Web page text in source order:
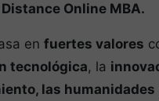
Online MBA.
en fuertes valores
tecnológica, la
las humanidades